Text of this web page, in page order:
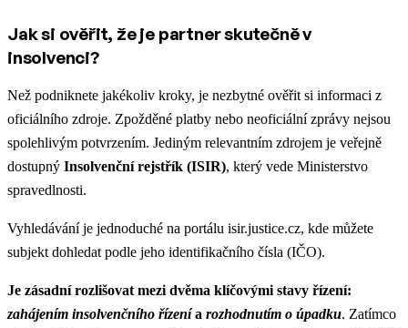
Jak si ověřit, že je partner skutečně v
insolvenci?
Než podniknete jakékoliv kroky, je nezbytné ověřit si informaci z
oficiálního zdroje. Zpožděné platby nebo neoficiální zprávy nejsou
spolehlivým potvrzením. Jediným relevantním zdrojem je veřejně
dostupný Insolvenční rejstřík (ISIR), který vede Ministerstvo
spravedlnosti.
Vyhledávání je jednoduché na portálu isir.justice.cz, kde můžete
subjekt dohledat podle jeho identifikačního čísla (IČO).
Je zásadní rozlišovat mezi dvěma klíčovými stavy řízení:
zahájením insolvenčního řízenía rozhodnutím o úpadku. Zatímco